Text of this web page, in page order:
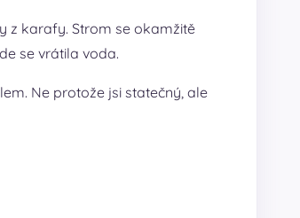
z karafy. Strom se okamžitě
se vrátila voda.
Ne protože jsi statečný, ale